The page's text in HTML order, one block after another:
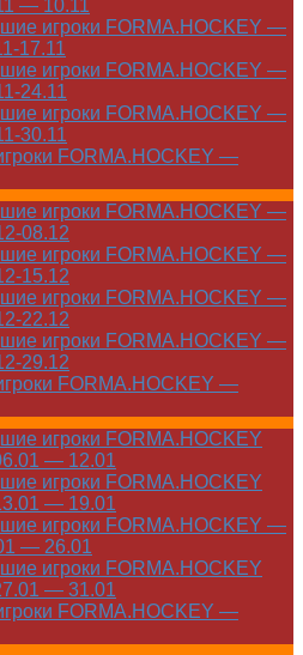
— 10.11
игроки FORMA.HOCKEY —
17.11
игроки FORMA.HOCKEY —
24.11
игроки FORMA.HOCKEY —
30.11
FORMA.HOCKEY —
игроки FORMA.HOCKEY —
08.12
игроки FORMA.HOCKEY —
15.12
игроки FORMA.HOCKEY —
22.12
игроки FORMA.HOCKEY —
29.12
FORMA.HOCKEY —
игроки FORMA.HOCKEY
— 12.01
игроки FORMA.HOCKEY
— 19.01
игроки FORMA.HOCKEY —
— 26.01
игроки FORMA.HOCKEY
— 31.01
FORMA.HOCKEY —